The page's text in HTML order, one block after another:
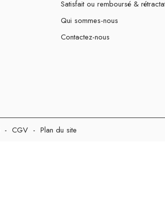
Satisfait ou remboursé &
Qui sommes-nous
Contactez-nous
- CGV - Plan du site